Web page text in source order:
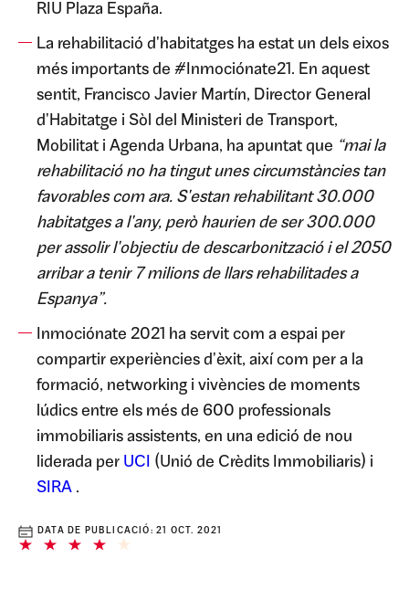
RIU Plaza España.
La rehabilitació d'habitatges ha estat un dels eixos
més importants de #Inmociónate21. En aquest
sentit, Francisco Javier Martín, Director General
d'Habitatge i Sòl del Ministeri de Transport,
Mobilitat i Agenda Urbana, ha apuntat que “mai la
rehabilitació no ha tingut unes circumstàncies tan
favorables com ara. S'estan rehabilitant 30.000
habitatges a l'any, però haurien de ser 300.000
per assolir l'objectiu de descarbonització i el 2050
arribar a tenir 7 milions de llars rehabilitades a
Espanya”.
Inmociónate 2021 ha servit com a espai per
compartir experiències d'èxit, així com per a la
formació, networking i vivències de moments
lúdics entre els més de 600 professionals
immobiliaris assistents, en una edició de nou
liderada per UCI (Unió de Crèdits Immobiliaris) i
SIRA .
DATA DE PUBLICACIÓ: 21 OCT. 2021